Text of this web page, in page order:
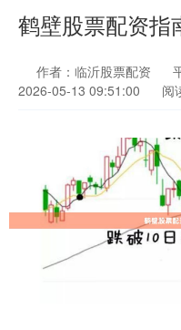
鹤壁股票配资指
作者：临沂股票配资
2026-05-13 09:51:00
阅